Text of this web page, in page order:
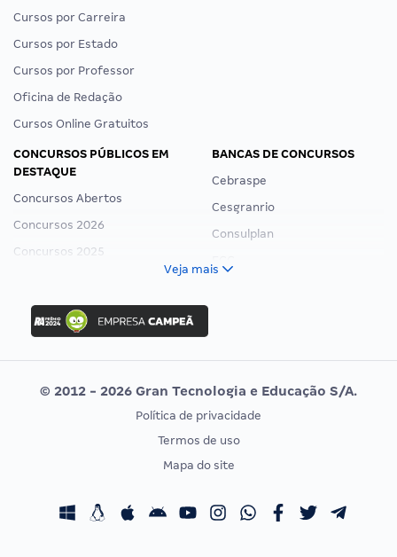
Cursos por Carreira
Cursos por Estado
Cursos por Professor
Oficina de Redação
Cursos Online Gratuitos
CONCURSOS PÚBLICOS EM
DESTAQUE
Concursos Abertos
Concursos 2026
Concursos 2025
Concurso Ibama
Concurso MPU
Editais publicados
BANCAS DE CONCURSOS
Cebraspe
Cesgranrio
Consulplan
Vunesp
CONCURSOS POR PROFISSÃO
Concursos Fiscais
EXAME DE ORDEM
Calendário OAB
Veja mais
© 2012 - 2026 Gran Tecnologia e Educação S/A.
Política de privacidade
Termos de uso
Mapa do site